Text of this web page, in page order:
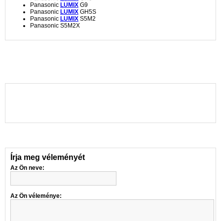
Panasonic LUMIX G9
Panasonic LUMIX GH5S
Panasonic LUMIX S5M2
Panasonic S5M2X
Írja meg véleményét
Az Ön neve:
Az Ön véleménye: